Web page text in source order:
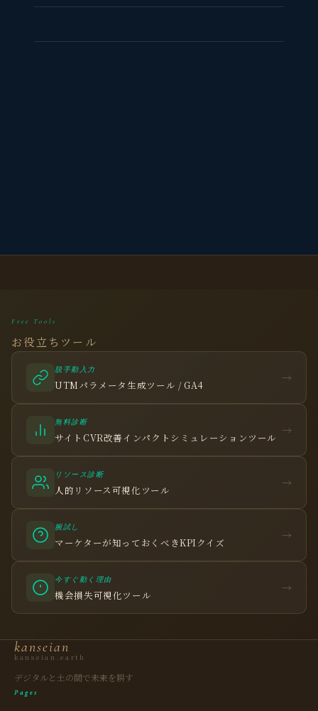
Free Tools
お役立ちツール
脱手動入力
UTMパラメータ生成ツール / GA4
→
無料診断
サイトCVR改善インパクトシミュレーションツール
→
リソース診断
人的リソース可視化ツール
→
腕試し
マーケターが知っておくべきKPIクイズ
→
今すぐ動く理由
機会損失可視化ツール
→
kanseian
kanseian.earth
デジタルと土の間で未来を耕す
Pages
観 観省庵 相談窓口
BUSINESS CONSULTING
📈 利益を増やしたい